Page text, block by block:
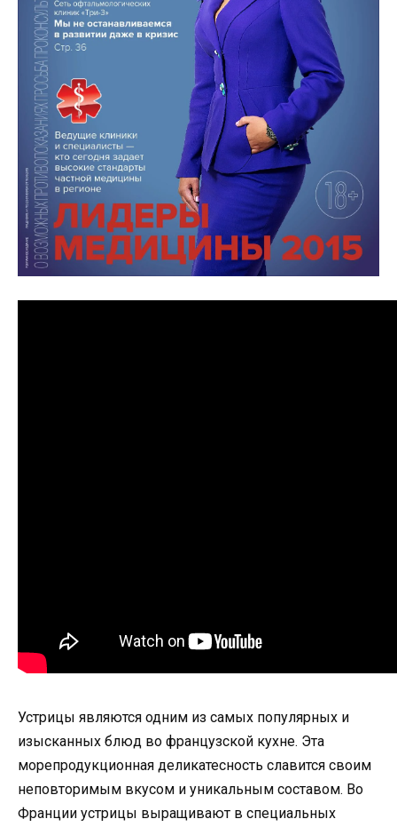
Устрицы являются одним из самых популярных и
изысканных блюд во французской кухне. Эта
морепродукционная деликатесность славится своим
неповторимым вкусом и уникальным составом. Во
Франции устрицы выращивают в специальных